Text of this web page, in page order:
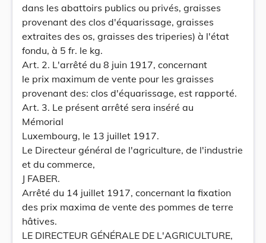
dans les abattoirs publics ou privés, graisses
provenant des clos d'équarissage, graisses
extraites des os, graisses des triperies) à l'état
fondu, à 5 fr. le kg.
Art. 2. L'arrêté du 8 juin 1917, concernant
le prix maximum de vente pour les graisses
provenant des: clos d'équarissage, est rapporté.
Art. 3. Le présent arrêté sera inséré au
Mémorial
Luxembourg, le 13 juillet 1917.
Le Directeur général de l'agriculture, de l'industrie
et du commerce,
J FABER.
Arrêté du 14 juillet 1917, concernant la fixation
des prix maxima de vente des pommes de terre
hâtives.
LE DIRECTEUR GÉNÉRALE DE L'AGRICULTURE,